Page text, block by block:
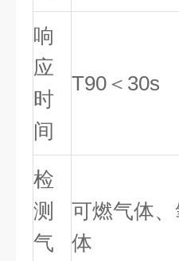
响
应
时
间
T90＜30s
检
测
气
可燃气体
体